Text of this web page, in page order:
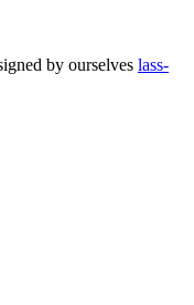
by ourselves lass-